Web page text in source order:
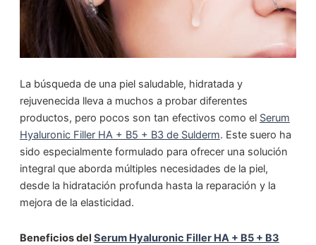
La búsqueda de una piel saludable, hidratada y
rejuvenecida lleva a muchos a probar diferentes
productos, pero pocos son tan efectivos como el Serum
Hyaluronic Filler HA + B5 + B3 de Sulderm. Este suero ha
sido especialmente formulado para ofrecer una solución
integral que aborda múltiples necesidades de la piel,
desde la hidratación profunda hasta la reparación y la
mejora de la elasticidad.
Beneficios del Serum Hyaluronic Filler HA + B5 + B3